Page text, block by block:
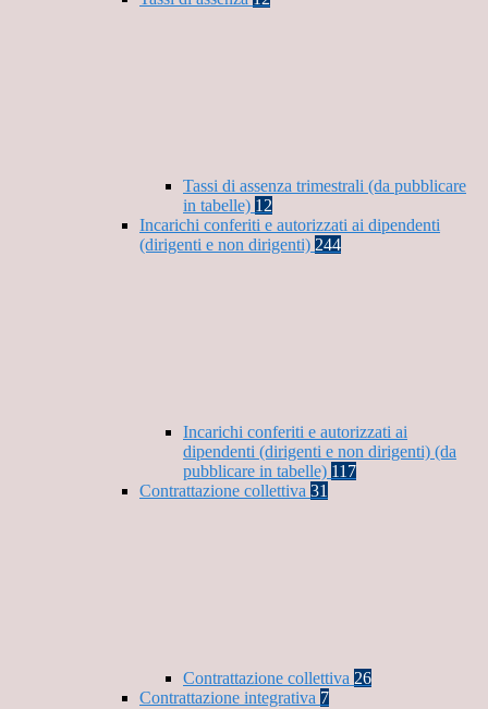
Tassi di assenza trimestrali (da pubblicare
in tabelle) 12
Incarichi conferiti e autorizzati ai dipendenti
(dirigenti e non dirigenti) 244
Incarichi conferiti e autorizzati ai
dipendenti (dirigenti e non dirigenti) (da
pubblicare in tabelle) 117
Contrattazione collettiva 31
Contrattazione collettiva 26
Contrattazione integrativa 7